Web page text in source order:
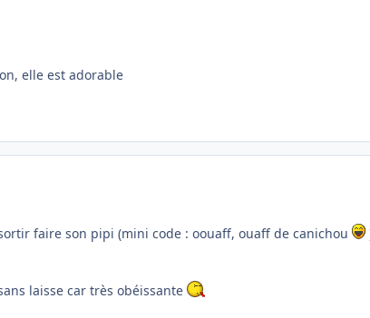
elle est adorable
faire son pipi (mini code : oouaff, ouaff de canichou
laisse car très obéissante